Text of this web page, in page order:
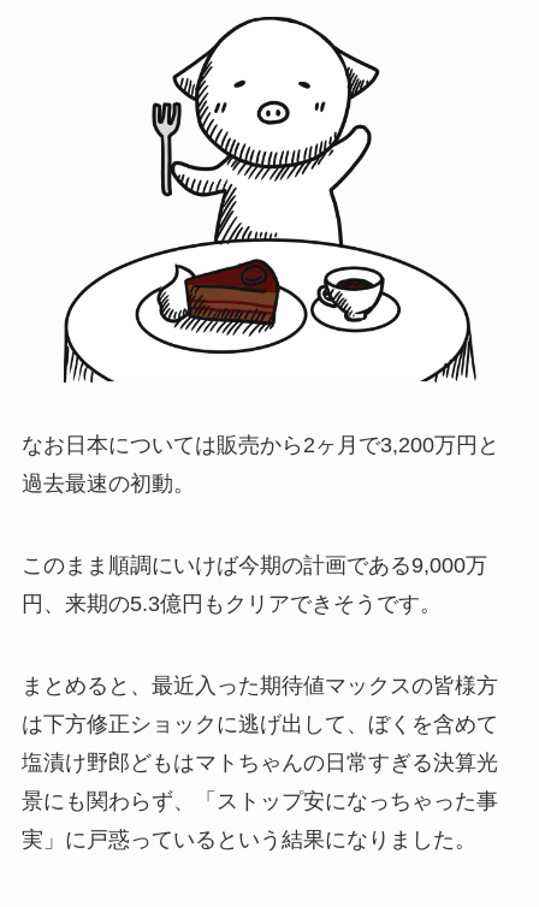
なお日本については販売から2ヶ月で3,200万円と
過去最速の初動。
このまま順調にいけば今期の計画である9,000万
円、来期の5.3億円もクリアできそうです。
まとめると、最近入った期待値マックスの皆様方
は下方修正ショックに逃げ出して、ぼくを含めて
塩漬け野郎どもはマトちゃんの日常すぎる決算光
景にも関わらず、「ストップ安になっちゃった事
実」に戸惑っているという結果になりました。